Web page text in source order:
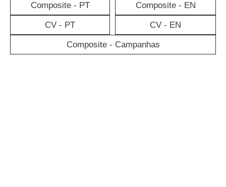
Composite - PT Composite - EN
CV - PT CV - EN
Composite - Campanhas